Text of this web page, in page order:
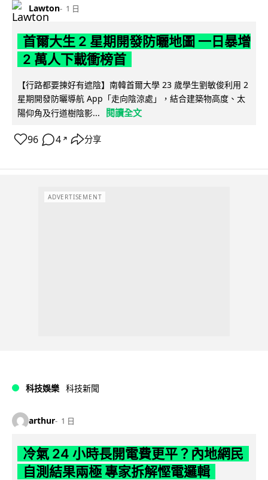
Lawton 1 日
首爾大生 2 星期開發防曬地圖 一日暴增
2 萬人下載衝榜首
【行路都要揀好有遮陰】南韓首爾大學 23 歲學生劉敏俊利用 2
星期開發防曬導航 App「走向陰涼處」，結合建築物高度、太
陽仰角及行道樹陰影...
閱讀全文
96 4 ↗ 分享
ADVERTISEMENT
科技娛樂 科技新聞
arthur 1 日
冷氣 24 小時長開電費更平？內地網民
自測結果兩極 專家拆解慳電邏輯